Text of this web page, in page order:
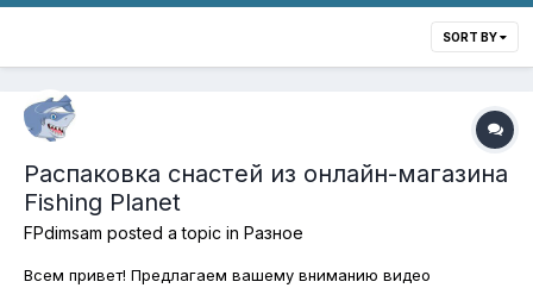
SORT BY
Распаковка снастей из онлайн-магазина
Fishing Planet
FPdimsam posted a topic in Разное
Всем привет! Предлагаем вашему вниманию видео